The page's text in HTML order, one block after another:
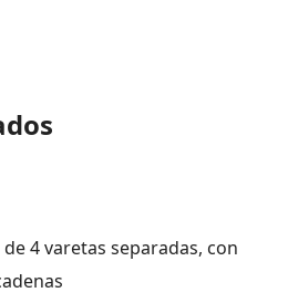
4 varetas separadas, con